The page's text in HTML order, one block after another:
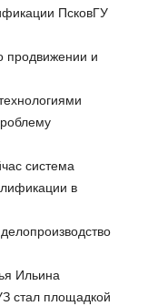
ПсковГУ
продвижении и
система
в
Ильина
стал площадкой